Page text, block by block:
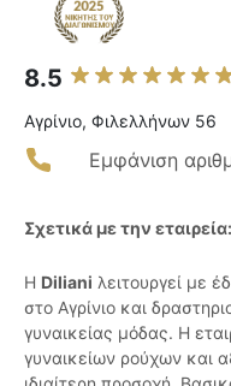
8.5
Αγρίνιο, Φιλελλήνων 56
Εμφάνιση
Σχετικά με την εταιρεία:
Η Diliani λειτουργεί με
στο Αγρίνιο και
γυναικείας μόδας. Η
γυναικείων ρούχων και